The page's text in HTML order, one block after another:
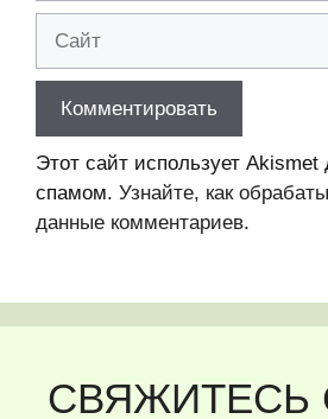
Этот сайт использует
спамом. Узнайте, как
данные комментариев.
СВЯЖИТЕСЬ